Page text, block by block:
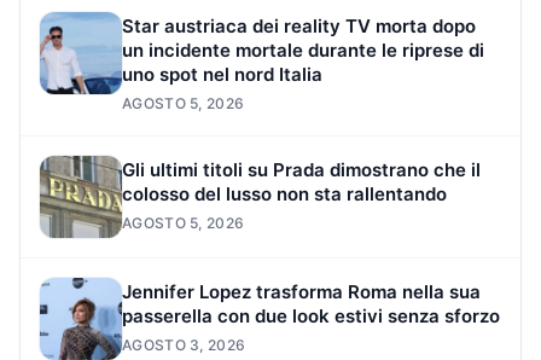
Star austriaca dei reality TV morta dopo
un incidente mortale durante le riprese di
uno spot nel nord Italia
AGOSTO 5, 2026
Gli ultimi titoli su Prada dimostrano che il
colosso del lusso non sta rallentando
AGOSTO 5, 2026
Jennifer Lopez trasforma Roma nella sua
passerella con due look estivi senza sforzo
AGOSTO 3, 2026